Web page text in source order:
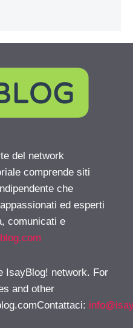
del network
comprende siti
che
ed esperti
comunicati e
IsayBlog! network. For
and other
: